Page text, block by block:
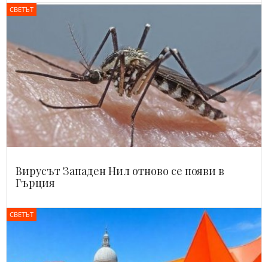
СВЕТЪТ
Вирусът Западен Нил отново се появи в
Гърция
СВЕТЪТ